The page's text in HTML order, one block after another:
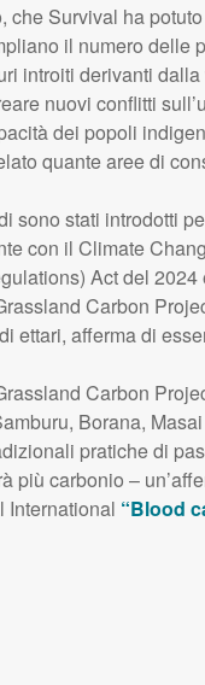
che Survival ha
il numero delle
introiti derivanti
nuovi conflitti
dei popoli
quante aree di
sono stati introdotti
con il Climate
Act del
Carbon
ettari, afferma di
Carbon
Borana,
pratiche di
più carbonio –
International “Blood